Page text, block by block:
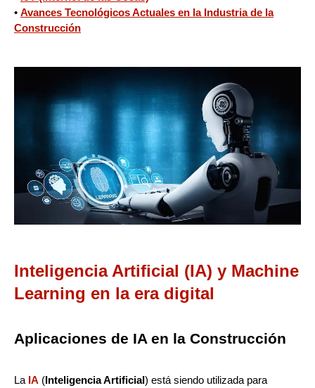
• Avances Tecnológicos Actuales en la Industria de la
Construcción
Inteligencia Artificial (IA) y Machine
Learning en la era digital
Aplicaciones de IA en la Construcción
La IA (Inteligencia Artificial) está siendo utilizada para